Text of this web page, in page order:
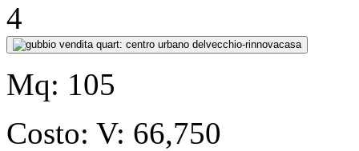
4
Mq: 105
Costo: V: 66,750